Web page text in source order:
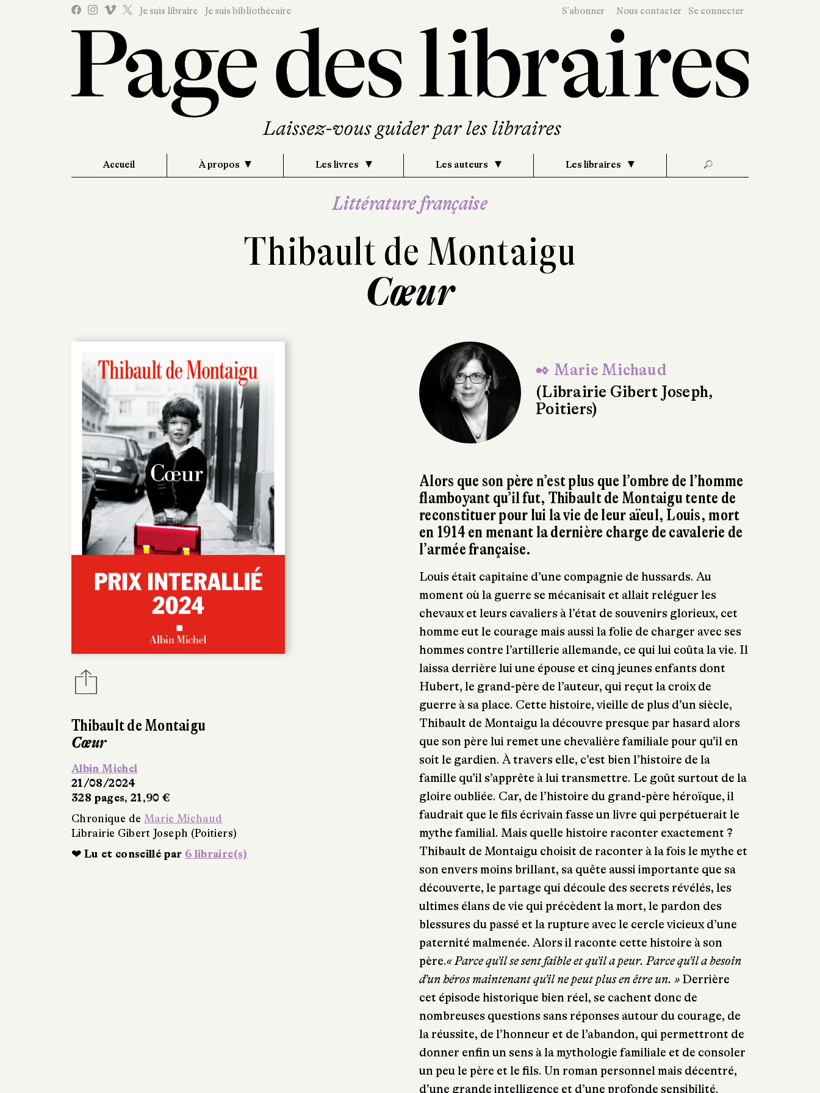
Je suis libraire Je suis bibliothécaire S'abonner Nous contacter Se connecter
Accueil À propos Les livres Les auteurs Les libraires 🔎
Littérature française
Thibault de Montaigu
Cœur
Thibault de Montaigu
Cœur
Albin Michel
21/08/2024
328 pages, 21,90 €
Chronique de Marie Michaud
Librairie Gibert Joseph (Poitiers)
❤ Lu et conseillé par 6 libraire(s)
✒ Marie Michaud
(Librairie Gibert Joseph,
Poitiers)
Alors que son père n’est plus que l’ombre de l’homme
flamboyant qu’il fut, Thibault de Montaigu tente de
reconstituer pour lui la vie de leur aïeul, Louis, mort
en 1914 en menant la dernière charge de cavalerie de
l’armée française.
Louis était capitaine d’une compagnie de hussards. Au
moment où la guerre se mécanisait et allait reléguer les
chevaux et leurs cavaliers à l’état de souvenirs glorieux, cet
homme eut le courage mais aussi la folie de charger avec ses
hommes contre l’artillerie allemande, ce qui lui coûta la vie. Il
laissa derrière lui une épouse et cinq jeunes enfants dont
Hubert, le grand-père de l’auteur, qui reçut la croix de
guerre à sa place. Cette histoire, vieille de plus d’un siècle,
Thibault de Montaigu la découvre presque par hasard alors
que son père lui remet une chevalière familiale pour qu’il en
soit le gardien. À travers elle, c’est bien l’histoire de la
famille qu’il s’apprête à lui transmettre. Le goût surtout de la
gloire oubliée. Car, de l’histoire du grand-père héroïque, il
faudrait que le fils écrivain fasse un livre qui perpétuerait le
mythe familial. Mais quelle histoire raconter exactement ?
Thibault de Montaigu choisit de raconter à la fois le mythe et
son envers moins brillant, sa quête aussi importante que sa
découverte, le partage qui découle des secrets révélés, les
ultimes élans de vie qui précèdent la mort, le pardon des
blessures du passé et la rupture avec le cercle vicieux d’une
paternité malmenée. Alors il raconte cette histoire à son
père.« Parce qu’il se sent faible et qu’il a peur. Parce qu’il a besoin
d’un héros maintenant qu’il ne peut plus en être un. » Derrière
cet épisode historique bien réel, se cachent donc de
nombreuses questions sans réponses autour du courage, de
la réussite, de l’honneur et de l’abandon, qui permettront de
donner enfin un sens à la mythologie familiale et de consoler
un peu le père et le fils. Un roman personnel mais décentré,
d’une grande intelligence et d’une profonde sensibilité.